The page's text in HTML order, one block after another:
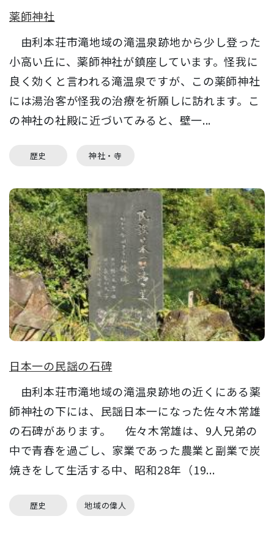
薬師神社
由利本荘市滝地域の滝温泉跡地から少し登った
小高い丘に、薬師神社が鎮座しています。怪我に
良く効くと言われる滝温泉ですが、この薬師神社
には湯治客が怪我の治療を祈願しに訪れます。こ
の神社の社殿に近づいてみると、壁一...
歴史 神社・寺
日本一の民謡の石碑
由利本荘市滝地域の滝温泉跡地の近くにある薬
師神社の下には、民謡日本一になった佐々木常雄
の石碑があります。 佐々木常雄は、9人兄弟の
中で青春を過ごし、家業であった農業と副業で炭
焼きをして生活する中、昭和28年（19...
歴史 地域の偉人